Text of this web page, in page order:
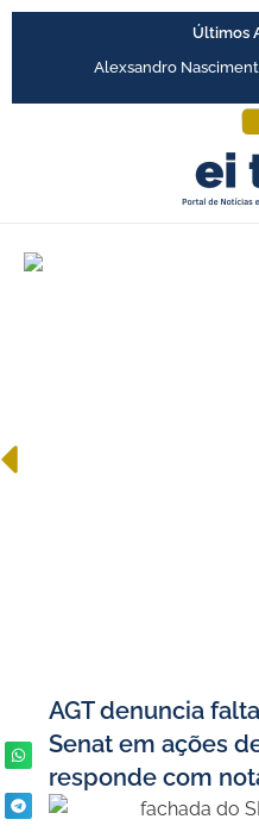
Últimos
Alexsandro
AGT denuncia
Senat em ações
responde com